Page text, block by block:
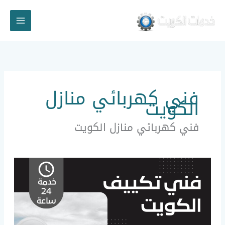
المحتوى
فني كهربائي منازل
الكويت
فني كهربائي منازل الكويت